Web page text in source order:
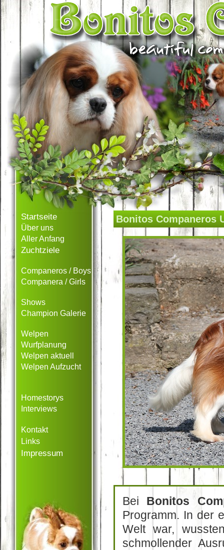
Startseite
Über uns
Aller Anfang
Zuchtziele
Companeros / Boys
Companera / Girls
Shows
Champion Galerie
Welpen
Wurfplanung
Welpen aktuell
Welpen Aufzucht
Homestorys
Interviews
Kontakt
Links
Impressum
Bonitos Companeros
Bei Bonitos
Programm. In der
Welt war,
schmollender